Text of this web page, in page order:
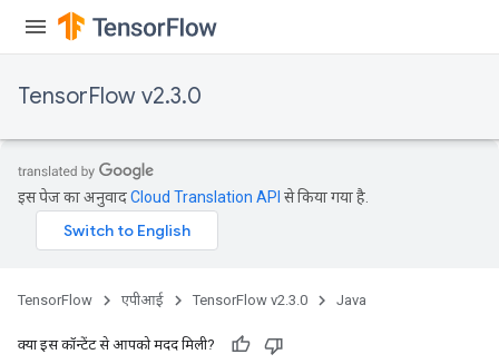
TensorFlow v2.3.0
इस पेज का अनुवादCloud Translation API से किया गया है.
TensorFlow एपीआई TensorFlow v2.3.0 Java
क्या इस कॉन्टेंट से आपको मदद मिली?